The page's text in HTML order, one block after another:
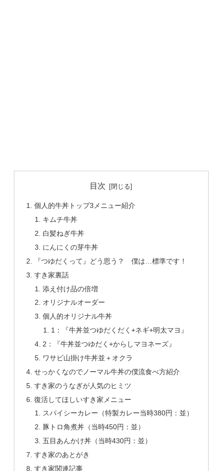
目次
個人的牛丼トップ3メニュー紹介
キムチ牛丼
白髪ねぎ牛丼
にんにくの芽牛丼
『つゆだくって』どう思う？ 僕は…標準です！
すき家裏話
添え付け品の倍増
オリジナルオーダー
個人的オリジナル牛丼
1：『牛丼並つゆだくだく+ネギ+明太マヨ』
2：『牛丼並つゆだく+からしマヨネーズ』
ワサビ山掛け牛丼並＋オクラ
せっかくなのでノーマル牛丼の僕流食べ方紹介
すき家のうなぎが人気のヒミツ
復活してほしいすき家メニュー
スパイシーカレー（特製カレー当時380円：並）
豚トロ角煮丼（当時450円：並）
五目あんかけ丼（当時430円：並）
すき家のあとがき
すき家関連記事